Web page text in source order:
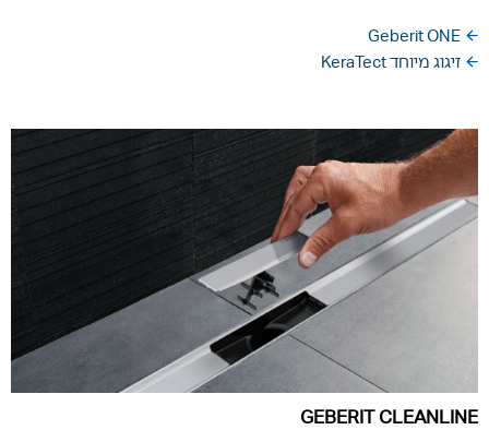
Geberit ONE
זיגוג מיוחד ‎KeraTect‎
GEBERIT CLEANLINE